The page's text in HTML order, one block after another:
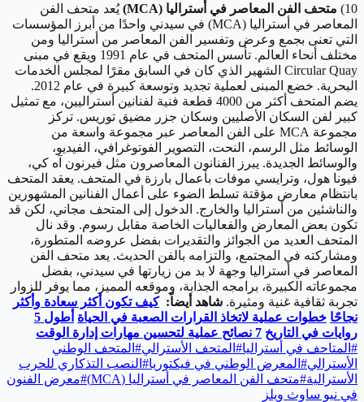
10) متحف الفن المعاصر في أستراليا (MCA)
يُعد متحف الفن
المعاصر في أستراليا (MCA) في سيدني واحدًا من أبرز المؤسسات
التي تعنى بجمع وعرض وتفسير الفن المعاصر من أستراليا ومن
مختلف أنحاء العالم. تأسس المتحف في عام 1991 ويقع في مبنى
Circular Quay الشهير الذي كان في السابق مقرًا لمجلس الخدمات
البحرية. خضع المبنى لعملية تجديد وتوسعة كبيرة في عام 2012.
يضم المتحف أكثر من 4000 قطعة فنية لفنانين أستراليين، مع تمثيل
كبير لفن السكان الأصليين وسكان جزر مضيق توريس. تركز
مجموعة MCA على الفن المعاصر عبر مجموعة واسعة من
الوسائط مثل الرسم، النحت، التصوير الفوتوغرافي، الفيديو،
والوسائط الجديدة. يبرز الفنانون المعاصرون مثل فيرنون آه كي،
فيونا هول، وترايسي موفات بأعمال بارزة في المتحف. يعقد المتحف
بانتظام معارض مؤقتة تسلط الضوء على أعمال الفنانين المشهورين
والناشئين من أستراليا والخارج. الدخول إلى المتحف مجاني، لكن قد
تكون بعض المعارض والفعاليات الخاصة مقابل رسوم. وقد نال
المتحف العديد من الجوائز والتقديرات بفضل عروضه المتطورة،
ومشاركته في المجتمع، والتزامه بالفن الحديث. يعد متحف الفن
المعاصر في أستراليا وجهة لا بد من زيارتها في سيدني، بفضل
مجموعاته الكبيرة، برامجه الجذابة، وموقعه المميز، مما يوفر للزوار
تجربة ثقافية غنية ومثيرة. شاهد أيضاً: كيف تكون أكثر سعادة وأكثر
نجاحًا خطوات عملية لاتخاذ القرارات الصعبة في الحياة
أطول 5
روايات في التاريخ 7 نصائح عملية لتحسين مهارات إدارة الوقت
# المتاحف في أستراليا# المتحف الأسترالي# المتحف الوطني
الأسترالي# المعرض الوطني في فيكتوريا# النصب التذكاري للحرب
الأسترالية#متحف الفن المعاصر في أستراليا (MCA) #معرض الفنون
في نيو ساوث ويلز